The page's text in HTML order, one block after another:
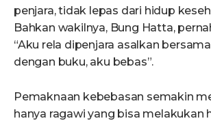
penjara, tidak lepas dari hidup
Bahkan wakilnya, Bung Hatta,
“Aku rela dipenjara asalkan
dengan buku, aku bebas”.
Pemaknaan kebebasan semakin
hanya ragawi yang bisa melakukan